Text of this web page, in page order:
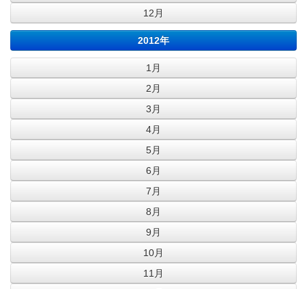
12月
2012年
1月
2月
3月
4月
5月
6月
7月
8月
9月
10月
11月